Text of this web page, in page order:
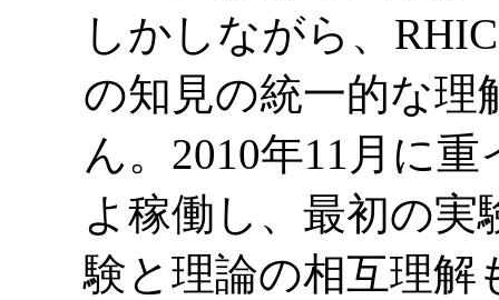
しかしながら、
の知見の統一的な理
ん。2010年11月に
よ稼働し、最初の
験と理論の相互理解